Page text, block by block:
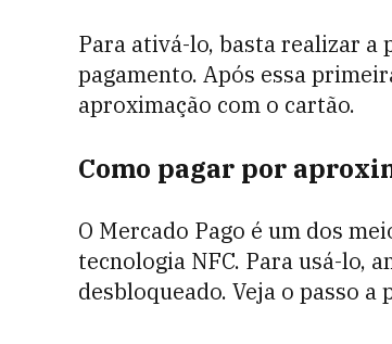
Para ativá-lo, basta realizar
pagamento. Após essa
aproximação com o cartão.
Como pagar por
O Mercado Pago é um dos
tecnologia NFC. Para usá-lo,
desbloqueado. Veja o passo a